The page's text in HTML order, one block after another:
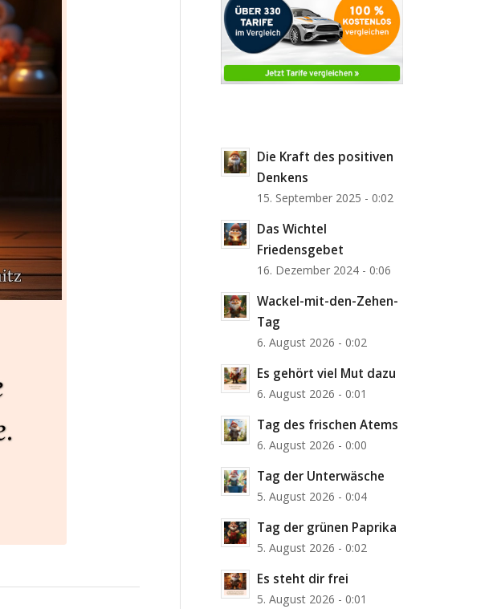
Die Kraft des positiven
Denkens
15. September 2025 - 0:02
Das Wichtel
Friedensgebet
16. Dezember 2024 - 0:06
Wackel-mit-den-Zehen-
Tag
6. August 2026 - 0:02
Es gehört viel Mut dazu
6. August 2026 - 0:01
Tag des frischen Atems
6. August 2026 - 0:00
Tag der Unterwäsche
5. August 2026 - 0:04
Tag der grünen Paprika
5. August 2026 - 0:02
Es steht dir frei
5. August 2026 - 0:01